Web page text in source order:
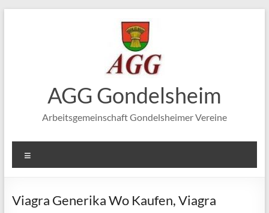
AGG Gondelsheim
Arbeitsgemeinschaft Gondelsheimer Vereine
Viagra Generika Wo Kaufen, Viagra